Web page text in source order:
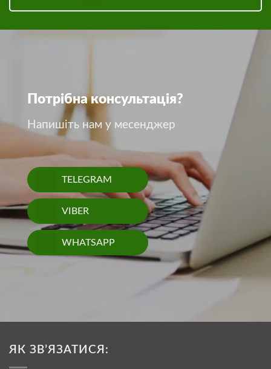
Потрібна консультація?
Напишіть нам у месенджер
TELEGRAM
VIBER
WHATSAPP
ЯК ЗВ’ЯЗАТИСЯ: